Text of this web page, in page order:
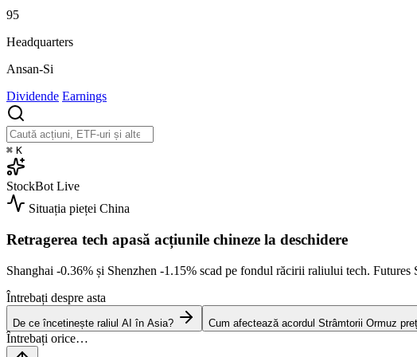
95
Headquarters
Ansan-Si
Dividende Earnings
⌘ K
StockBot Live
Situația pieței China
Retragerea tech apasă acțiunile chineze la deschidere
Shanghai -0.36% și Shenzhen -1.15% scad pe fondul răcirii raliului tech. Futures
Întrebați despre asta
De ce încetinește raliul AI în Asia? Cum afectează acordul Strâmtorii Ormuz